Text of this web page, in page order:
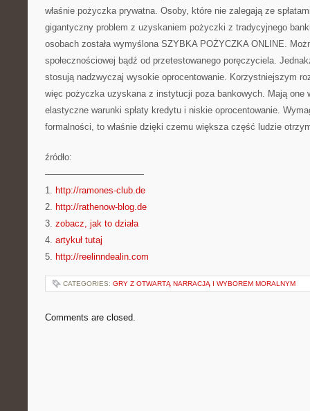
właśnie pożyczka prywatna. Osoby, które nie zalegają ze
gigantyczny problem z uzyskaniem pożyczki z tradycyjnego
osobach została wymyślona SZYBKA POŻYCZKA ONLINE.
społecznościowej bądź od przetestowanego poręczyciela.
stosują nadzwyczaj wysokie oprocentowanie. Korzystniejszym
więc pożyczka uzyskana z instytucji poza bankowych. Mają one
elastyczne warunki spłaty kredytu i niskie oprocentowanie.
formalności, to właśnie dzięki czemu większa część ludzie
źródło:
———————————
1. http://ramones-club.de
2. http://rathenow-blog.de
3. zobacz, jak to działa
4. artykuł tutaj
5. http://reelinndealin.com
CATEGORIES: GRY Z OTWARTĄ NARRACJĄ I WYBOREM MORALNYM
Comments are closed.